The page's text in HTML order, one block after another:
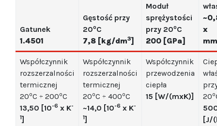
Gatunek
1.4501
Gęstość przy
20oC
7,8 [kg/dm3]
Moduł
sprężystości
przy 20oC
200 [GPa]
x
mm
Współczynnik
rozszerzalności
termicznej
20oC ÷ 200oC
13,50 [10-6 x K-
1]
Współczynnik
rozszerzalności
termicznej
20oC ÷ 400oC
~14,0 [10-6 x K-
1]
Współczynnik
przewodzenia
ciepła
15 [W/(mxK)]
20o
[J/